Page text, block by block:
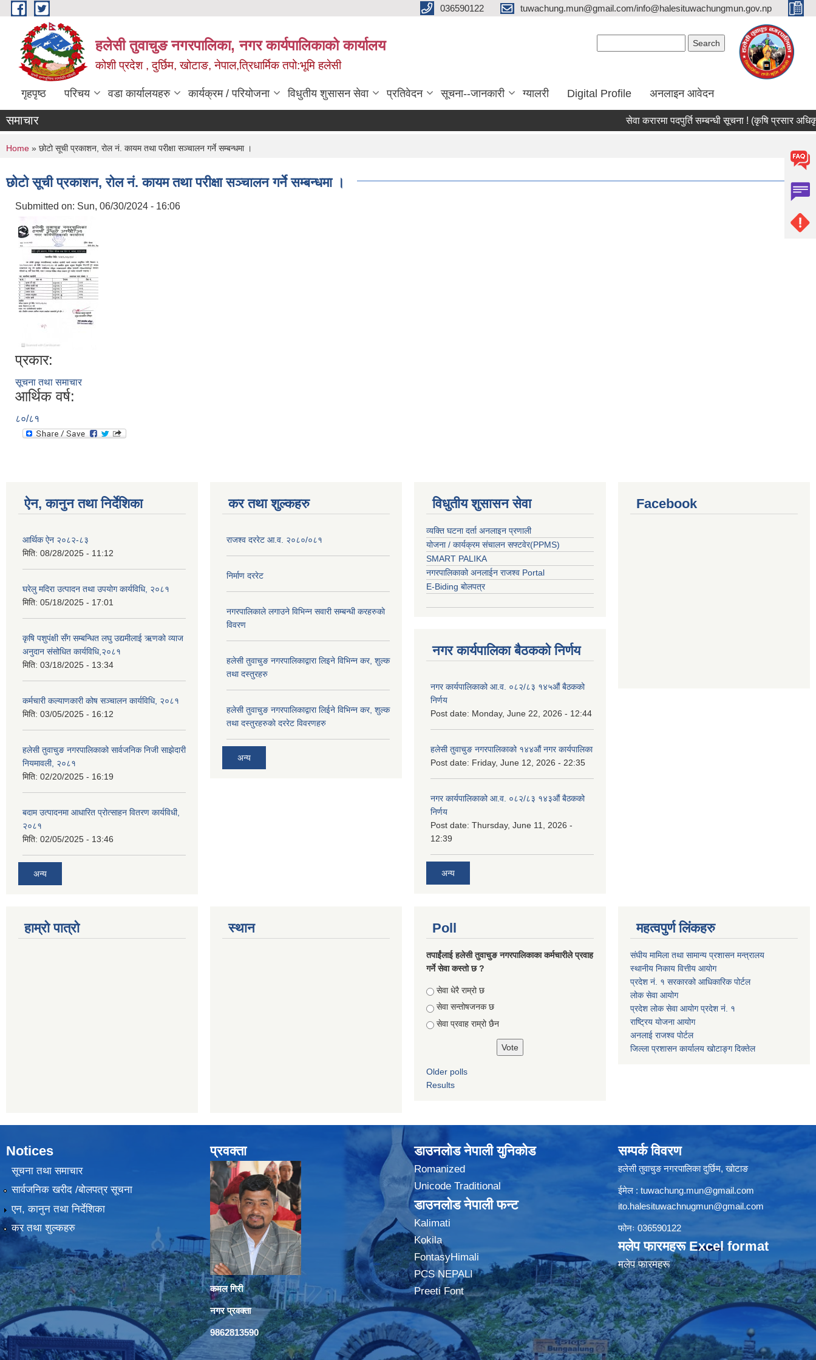
Skip to main content 036590122 tuwachung.mun@gmail.com/info@halesituwachungmun.gov.np
हलेसी तुवाचुङ नगरपालिका, नगर कार्यपालिकाको कार्यालय
कोशी प्रदेश , दुर्छिम, खोटाङ, नेपाल,त्रिधार्मिक तपो:भूमि हलेसी
गृहपृष्ठ परिचय वडा कार्यालयहरु कार्यक्रम / परियोजना विधुतीय शुसासन सेवा प्रतिवेदन सूचना--जानकारी ग्यालरी Digital Profile अनलाइन आवेदन
समाचार सेवा करारमा पदपुर्ति सम्बन्धी सूचना ! (कृषि प्रसार अधिकृत/
You are here
Home » छोटो सूची प्रकाशन, रोल नं. कायम तथा परीक्षा सञ्चालन गर्ने सम्बन्धमा ।
छोटो सूची प्रकाशन, रोल नं. कायम तथा परीक्षा सञ्चालन गर्ने सम्बन्धमा ।
Submitted on: Sun, 06/30/2024 - 16:06
प्रकार:
सूचना तथा समाचार
आर्थिक वर्ष:
८०/८१
ऐन, कानुन तथा निर्देशिका
आर्थिक ऐन २०८२-८३
मिति: 08/28/2025 - 11:12
घरेलु मदिरा उत्पादन तथा उपयोग कार्यविधि, २०८१
मिति: 05/18/2025 - 17:01
कृषि पशुपंक्षी सँग सम्बन्धित लघु उद्यमीलाई ऋणको व्याज
अनुदान संसोधित कार्यविधि,२०८१
मिति: 03/18/2025 - 13:34
कर्मचारी कल्याणकारी कोष सञ्चालन कार्यविधि, २०८१
मिति: 03/05/2025 - 16:12
हलेसी तुवाचुङ नगरपालिकाको सार्वजनिक निजी साझेदारी
नियमावली, २०८१
मिति: 02/20/2025 - 16:19
बदाम उत्पादनमा आधारित प्रोत्साहन वितरण कार्यविधी,
२०८१
मिति: 02/05/2025 - 13:46
अन्य
कर तथा शुल्कहरु
राजश्व दररेट आ.व. २०८०/०८१
निर्माण दररेट
नगरपालिकाले लगाउने विभिन्न सवारी सम्बन्धी करहरुकाे
विवरण
हलेसी तुवाचुङ नगरपालिकाद्वारा लिइने विभिन्न कर, शुल्क
तथा दस्तुरहरु
हलेसी तुवाचुङ नगरपालिकाद्वारा लिईने विभिन्न कर, शुल्क
तथा दस्तुरहरुकाे दररेट विवरणहरु
अन्य
विधुतीय शुसासन सेवा
व्यक्ति घटना दर्ता अनलाइन प्रणाली
योजना / कार्यक्रम संचालन सफ्टवेर(PPMS)
SMART PALIKA
नगरपालिकाको अनलाईन राजश्व Portal
E-Biding बोलपत्र
नगर कार्यपालिका बैठकको निर्णय
नगर कार्यपालिकाको आ.व. ०८२/८३ १४५औं बैठकको
निर्णय
Post date: Monday, June 22, 2026 - 12:44
हलेसी तुवाचुङ नगरपालिकाको १४४औं नगर कार्यपालिका
Post date: Friday, June 12, 2026 - 22:35
नगर कार्यपालिकाको आ.व. ०८२/८३ १४३औं बैठकको
निर्णय
Post date: Thursday, June 11, 2026 -
12:39
अन्य
Facebook
हाम्रो पात्रो स्थान Poll
तपाईंलाई हलेसी तुवाचुङ नगरपालिकाका कर्मचारीले प्रवाह
गर्ने सेवा कस्तो छ ?
Choices
सेवा धेरै राम्रो छ
सेवा सन्तोषजनक छ
सेवा प्रवाह राम्रो छैन
Older polls
Results
महत्वपुर्ण लिंकहरु
संघीय मामिला तथा सामान्य प्रशासन मन्त्रालय
स्थानीय निकाय वित्तीय आयोग
प्रदेश नं. १ सरकारको आधिकारिक पोर्टल
लोक सेवा आयोग
प्रदेश लोक सेवा आयोग प्रदेश नं. १
राष्ट्रिय योजना आयोग
अनलाई राजश्व पोर्टल
जिल्ला प्रशासन कार्यालय खोटाङ्ग दिक्तेल
Notices
सूचना तथा समाचार
सार्वजनिक खरीद /बोलपत्र सूचना
एन, कानुन तथा निर्देशिका
कर तथा शुल्कहरु
प्रवक्ता
कमल गिरी
नगर प्रवक्ता
9862813590
डाउनलोड नेपाली युनिकोड
Romanized
Unicode Traditional
डाउनलोड नेपाली फन्ट
Kalimati
Kokila
FontasyHimali
PCS NEPALI
Preeti Font
सम्पर्क विवरण
हलेसी तुवाचुङ नगरपालिका दुर्छिम, खाेटाङ
ईमेल : tuwachung.mun@gmail.com
ito.halesituwachnugmun@gmail.com
फोनः 036590122
मलेप फारमहरू Excel format
मलेप फारमहरू